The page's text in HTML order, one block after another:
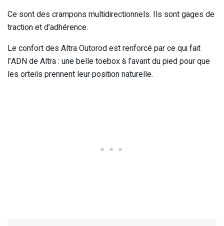
Ce sont des crampons multidirectionnels. Ils sont gages de
traction et d’adhérence.
Le confort des Altra Outorod est renforcé par ce qui fait
l’ADN de Altra : une belle toebox à l’avant du pied pour que
les orteils prennent leur position naturelle.